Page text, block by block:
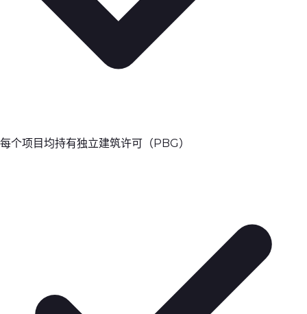
每个项目均持有独立建筑许可（PBG）